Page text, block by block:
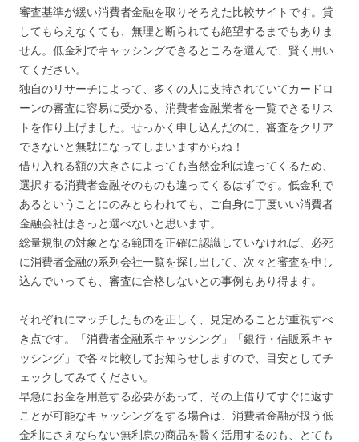
審査基準が緩い消費者金融を取りそろえた比較サイトです。貸
してもらえなくても、無理と断られても絶望するまでもありま
せん。低金利でキャッシングできるところを選んで、賢く用い
てください。
独自のリサーチによって、多くの人に支持されていてカードロ
ーンの審査に容易に受かる、消費者金融業者を一覧できるリス
トを作り上げました。せっかく申し込んだのに、審査をクリア
できないと無駄になってしまいますからね！
借り入れる額の大きさによっても当然金利は違ってくるため、
選択する消費者金融そのものも違ってくるはずです。低金利で
あるということにのみとらわれても、ご自身に丁度いい消費者
金融会社はきっと選べないと思います。
総量規制の対象となる範囲を正確に認識していなければ、必死
に消費者金融の系列会社一覧を探し出して、次々と審査を申し
込んでいっても、審査に合格しないとの事例もあり得ます。
それぞれにマッチしたものを正しく、見定めることが重視すべ
き点です。「消費者金融系キャッシング」「銀行・信販系キャ
ッシング」で各々比較してお知らせしますので、目安としてチ
ェックしてみてください。
早急にお金を用意する必要があって、その上借りてすぐに返す
ことが可能なキャッシングをする場合は、消費者金融が扱う低
金利にさえならない無利息の商品を賢く活用するのも、とても